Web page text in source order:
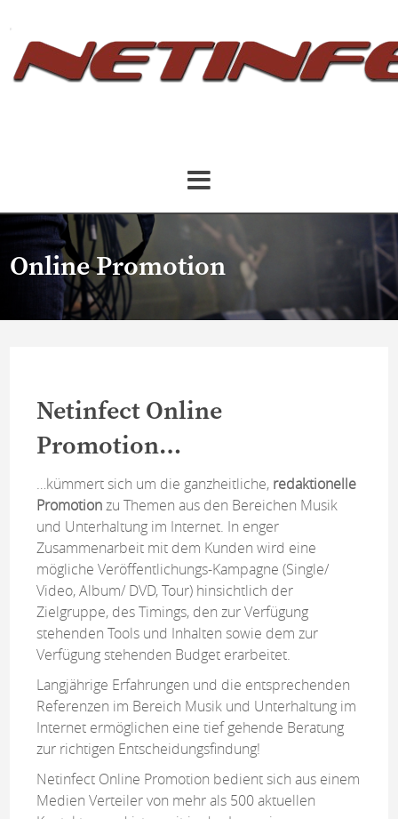
Online Promotion
Netinfect Online
Promotion…
…kümmert sich um die ganzheitliche, redaktionelle
Promotionzu Themen aus den Bereichen Musik
und Unterhaltung im Internet. In enger
Zusammenarbeit mit dem Kunden wird eine
mögliche Veröffentlichungs-Kampagne (Single/
Video, Album/ DVD, Tour) hinsichtlich der
Zielgruppe, des Timings, den zur Verfügung
stehenden Tools und Inhalten sowie dem zur
Verfügung stehenden Budget erarbeitet.
Langjährige Erfahrungen und die entsprechenden
Referenzen im Bereich Musik und Unterhaltung im
Internet ermöglichen eine tief gehende Beratung
zur richtigen Entscheidungsfindung!
Netinfect Online Promotion bedient sich aus einem
Medien Verteiler von mehr als 500 aktuellen